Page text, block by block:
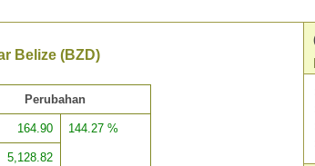
Belize (BZD)
Perubahan
164.90 144.27 %
5,128.82